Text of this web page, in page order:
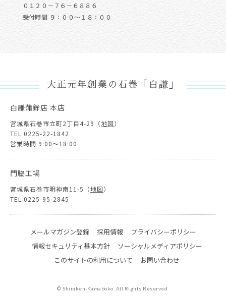
０１２０－７６－６８８６
受付時間 ９：００～１８：００
大正元年創業の石巻「白謙」
白謙蒲鉾店 本店
宮城県石巻市立町2丁目4-29（地図）
TEL 0225-22-1842
営業時間 9:00～18:00
門脇工場
宮城県石巻市明神南11-5（地図）
TEL 0225-95-2845
メールマガジン登録 採用情報
プライバシーポリシー
情報セキュリティ基本方針
ソーシャルメディアポリシー
このサイトの利用について
お問い合わせ
© Shiraken-Kamaboko. All Rights Reserved.